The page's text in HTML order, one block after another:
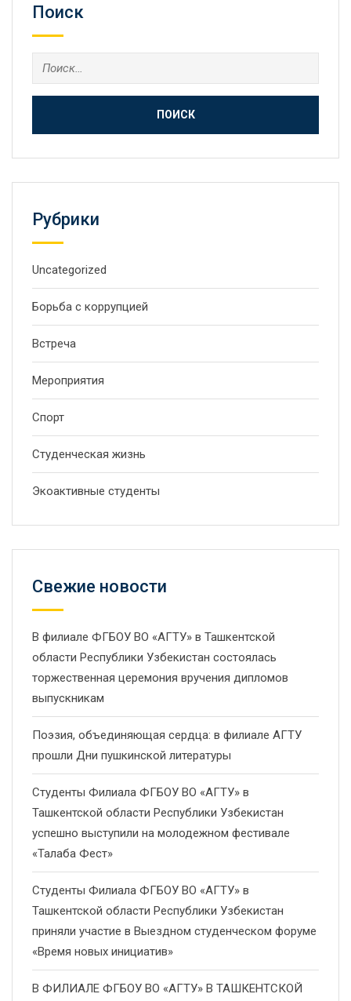
Поиск
Рубрики
Uncategorized
Борьба с коррупцией
Встреча
Мероприятия
Спорт
Студенческая жизнь
Экоактивные студенты
Свежие новости
В филиале ФГБОУ ВО «АГТУ» в Ташкентской
области Республики Узбекистан состоялась
торжественная церемония вручения дипломов
выпускникам
Поэзия, объединяющая сердца: в филиале АГТУ
прошли Дни пушкинской литературы
Студенты Филиала ФГБОУ ВО «АГТУ» в
Ташкентской области Республики Узбекистан
успешно выступили на молодежном фестивале
«Талаба Фест»
Студенты Филиала ФГБОУ ВО «АГТУ» в
Ташкентской области Республики Узбекистан
приняли участие в Выездном студенческом форуме
«Время новых инициатив»
В ФИЛИАЛЕ ФГБОУ ВО «АГТУ» В ТАШКЕНТСКОЙ